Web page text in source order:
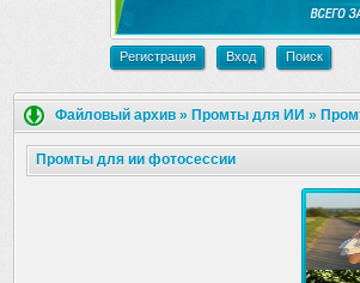
Регистрация Вход Поиск
Файловый архив » Промты для ИИ »
Промты для ии фотосессии